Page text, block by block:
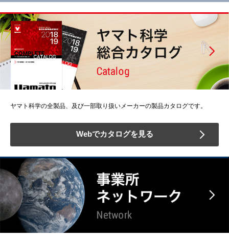
ヤマト科学の全製品、及び一部取り扱いメーカーの製品カタログです。
Webでカタログを見る